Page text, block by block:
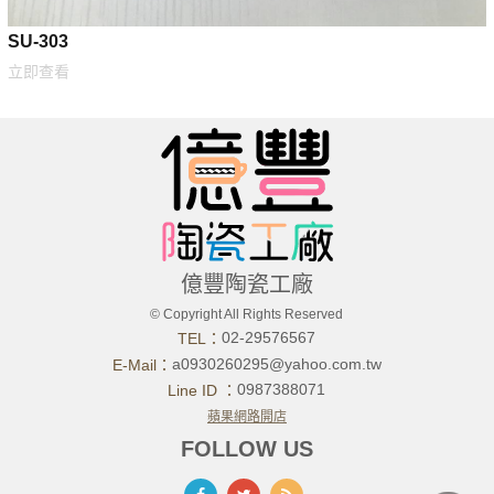
SU-303
立即查看
億豐陶瓷工廠
© Copyright All Rights Reserved
TEL：02-29576567
E-Mail： a0930260295@yahoo.com.tw
Line ID ：0987388071
蘋果網路開店
FOLLOW US